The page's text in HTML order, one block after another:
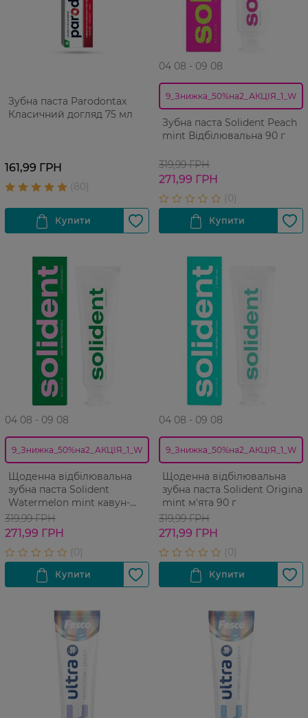
Зубна паста Parodontax
Класичний догляд 75 мл
161,99 ГРН
04 08 - 09 08
9_Знижка_50%на2_АКЦІЯ_1_W
Зубна паста Solident Peach
mint Відбілювальна 90 г
319,99 ГРН
271,99 ГРН
04 08 - 09 08
9_Знижка_50%на2_АКЦІЯ_1_W
Щоденна відбілювальна
зубна паста Solident
Watermelon mint кавун-
м'ята 90 г
319,99 ГРН
271,99 ГРН
04 08 - 09 08
9_Знижка_50%на2_АКЦІЯ_1_W
Щоденна відбілювальна
зубна паста Solident Original
mint м'ята 90 г
319,99 ГРН
271,99 ГРН